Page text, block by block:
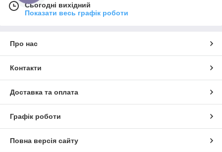
Сьогодні вихідний
Показати весь графік роботи
Про нас
Контакти
Доставка та оплата
Графік роботи
Повна версія сайту